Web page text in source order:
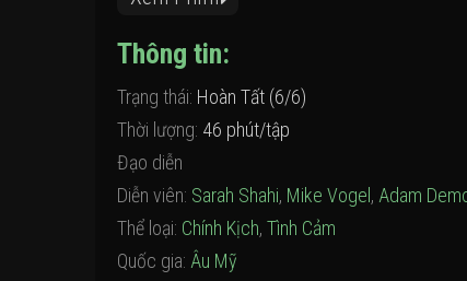
Thông tin:
Trạng thái: Hoàn Tất (6/6)
Thời lượng: 46 phút/tập
Đạo diễn
Diễn viên: Sarah Shahi, Mike Vogel , Adam
Thể loại: Chính Kịch, Tình Cảm
Quốc gia: Âu Mỹ